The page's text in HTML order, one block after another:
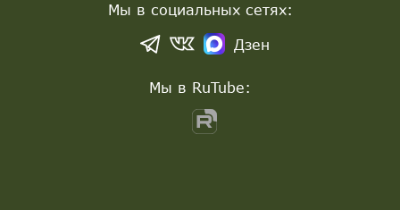
Мы в социальных сетях:
Дзен
Мы в RuTube: